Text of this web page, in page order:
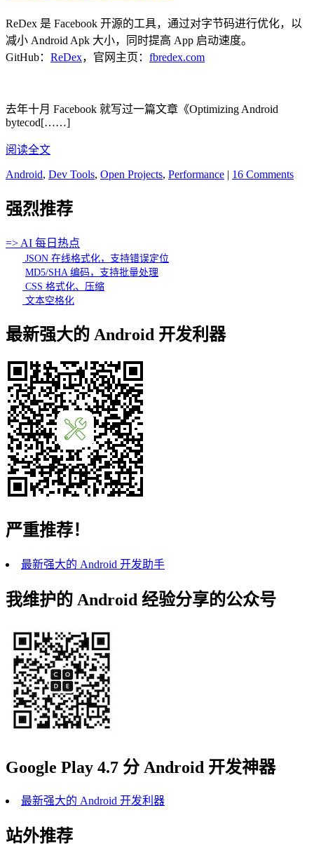
ReDex 是 Facebook 开源的工具，通过对字节码进行优化，以
减小 Android Apk 大小，同时提高 App 启动速度。
GitHub： ReDex，官网主页： fbredex.com
去年十月 Facebook 就写过一篇文章《Optimizing Android
bytecod[……]
阅读全文
Android, Dev Tools, Open Projects, Performance | 16 Comments
强烈推荐
=> AI 每日热点
JSON 在线格式化，支持错误定位
MD5/SHA 编码，支持批量处理
CSS 格式化、压缩
文本空格化
最新强大的 Android 开发利器
严重推荐！
最新强大的 Android 开发助手
我维护的 Android 经验分享的公众号
Google Play 4.7 分 Android 开发神器
最新强大的 Android 开发利器
站外推荐